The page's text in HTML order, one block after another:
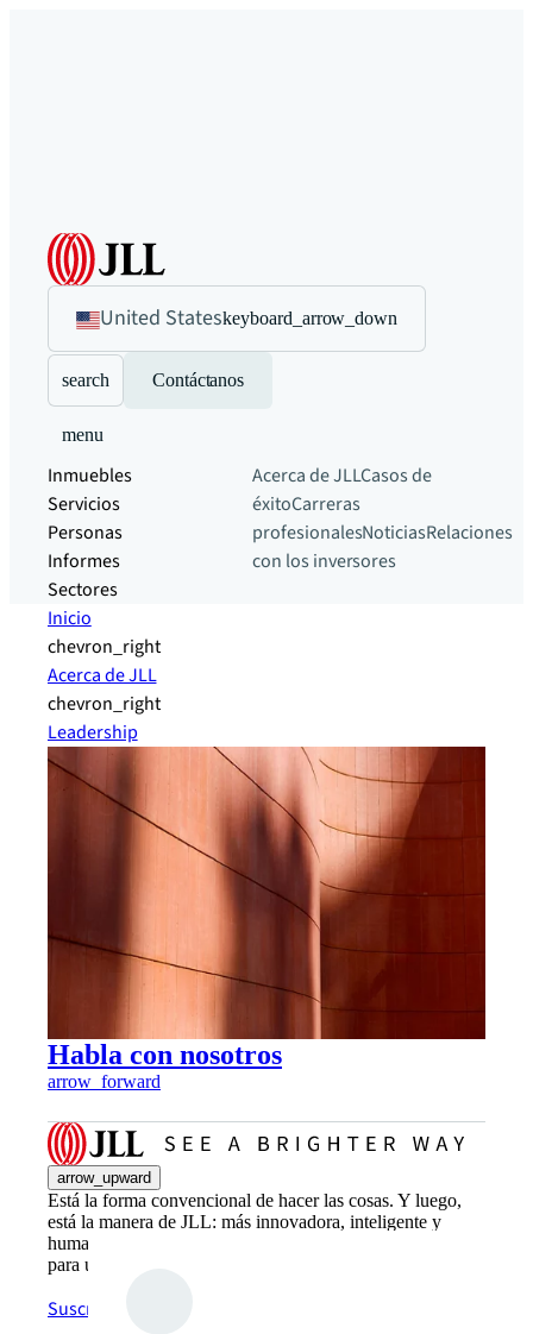
United Stateskeyboard_arrow_down
search Contáctanos
menu
Inmuebles
Servicios
Personas
Informes
Sectores
Acerca de JLLCasos de
éxitoCarreras
profesionalesNoticiasRelaciones
con los inversores
Inicio
chevron_right
Acerca de JLL
chevron_right
Leadership
Habla con nosotros
arrow_forward
arrow_upward
Está la forma convencional de hacer las cosas. Y luego,
está la manera de JLL: más innovadora, inteligente y
humana. Transformamos el futuro del sector inmobiliario
para un mundo mejor
Suscríbete ahora